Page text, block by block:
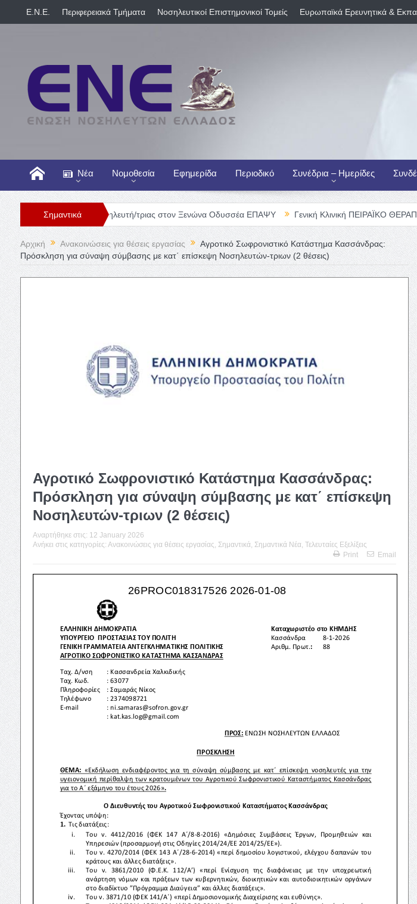
E.N.E. Περιφερειακά Τμήματα Νοσηλευτικοί Επιστημονικοί Τομείς Ευρωπαϊκά Ερευνητικά &
Νέα Νομοθεσία Εφημερίδα Περιοδικό Συνέδρια – Ημερίδες
Σημαντικά
Θέση Νοσηλευτή/τριας στον Ξενώνα Οδυσσέα ΕΠΑΨΥ Γενική Κλινική ΠΕΙΡΑΪΚΟ ΘΕΡΑΠΕΥΤΗΡΙΟ Α.
Αρχική Ανακοινώσεις για θέσεις εργασίας
Αγροτικό Σωφρονιστικό Κατάστημα Κασσάνδρας:
Πρόσκληση για σύναψη σύμβασης με κατ΄ επίσκεψη Νοσηλευτών-τριων (2 θέσεις)
Αγροτικό Σωφρονιστικό Κατάστημα Κασσάνδρας:
Πρόσκληση για σύναψη σύμβασης με κατ΄ επίσκεψη
Νοσηλευτών-τριων (2 θέσεις)
Αναρτήθηκε στις: 12 January 2026
Ανήκει στις κατηγορίες: Ανακοινώσεις για θέσεις εργασίας Σημαντικά Σημαντικά Νέα Τελευταίες Εξελίξεις
Print
Email